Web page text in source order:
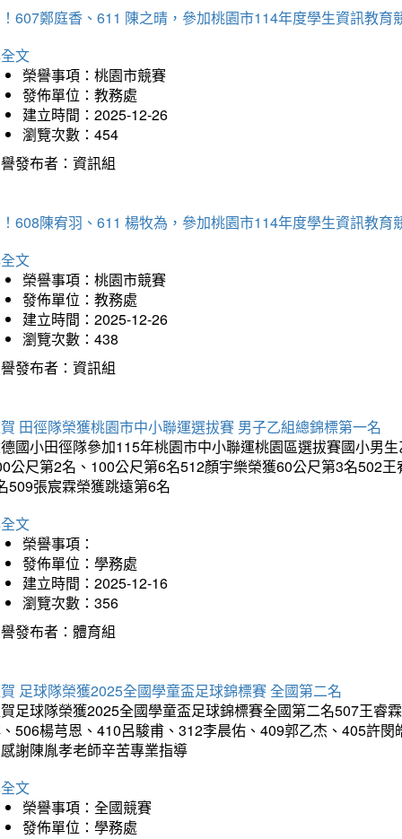
607鄭庭香、611 陳之晴，參加桃園市114年度學生資訊教育
文
榮譽事項：桃園市競賽
發佈單位：教務處
建立時間：2025-12-26
瀏覽次數：454
發布者：資訊組
608陳宥羽、611 楊牧為，參加桃園市114年度學生資訊教育
文
榮譽事項：桃園市競賽
發佈單位：教務處
建立時間：2025-12-26
瀏覽次數：438
發布者：資訊組
田徑隊榮獲桃園市中小聯運選拔賽 男子乙組總錦標第一名
國小田徑隊參加115年桃園市中小聯運桃園區選拔賽國小男
公尺第2名、100公尺第6名512顏宇樂榮獲60公尺第3名502
509張宸霖榮獲跳遠第6名
文
榮譽事項：
發佈單位：學務處
建立時間：2025-12-16
瀏覽次數：356
發布者：體育組
足球隊榮獲2025全國學童盃足球錦標賽 全國第二名
足球隊榮獲2025全國學童盃足球錦標賽全國第二名507王睿
506楊芎恩、410呂駿甫、312李晨佑、409郭乙杰、405許
謝陳胤孝老師辛苦專業指導
文
榮譽事項：全國競賽
發佈單位：學務處